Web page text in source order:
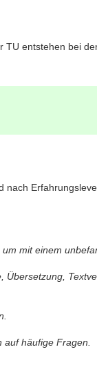
entstehen bei
nach
mit einem
Übersetzung,
häufige Fragen.